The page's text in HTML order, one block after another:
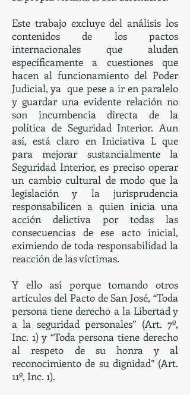
Este trabajo excluye del análisis los
contenidos de los pactos
internacionales que aluden
específicamente a cuestiones que
hacen al funcionamiento del Poder
Judicial, ya que pese a ir en paralelo
y guardar una evidente relación no
son incumbencia directa de la
política de Seguridad Interior. Aun
así, está claro en Iniciativa L que
para mejorar sustancialmente la
Seguridad Interior, es preciso operar
un cambio cultural de modo que la
legislación y la jurisprudencia
responsabilicen a quien inicia una
acción delictiva por todas las
consecuencias de ese acto inicial,
eximiendo de toda responsabilidad la
reacción de las víctimas.
Y ello así porque tomando otros
artículos del Pacto de San José, “Toda
persona tiene derecho a la Libertad y
a la seguridad personales” (Art. 7º,
Inc. 1) y “Toda persona tiene derecho
al respeto de su honra y al
reconocimiento de su dignidad” (Art.
11º, Inc. 1).